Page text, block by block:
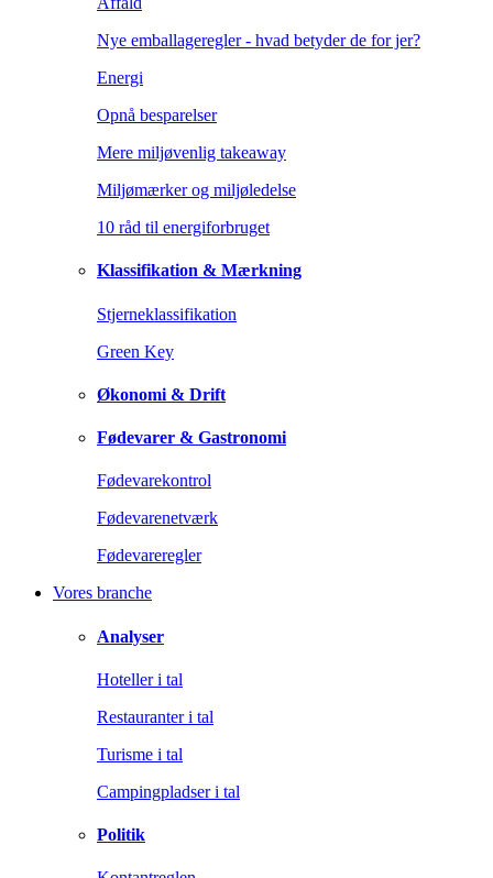
Nye emballageregler - hvad betyder de for jer?
Energi
Opnå besparelser
Mere miljøvenlig takeaway
Miljømærker og miljøledelse
10 råd til energiforbruget
Klassifikation & Mærkning
Stjerneklassifikation
Green Key
Økonomi & Drift
Fødevarer & Gastronomi
Fødevarekontrol
Fødevarenetværk
Fødevareregler
Vores branche
Analyser
Hoteller i tal
Restauranter i tal
Turisme i tal
Campingpladser i tal
Politik